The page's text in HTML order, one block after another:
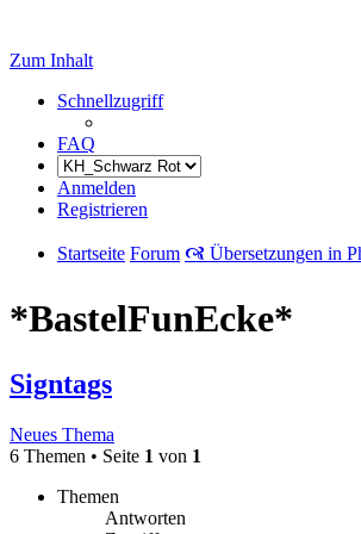
Zum Inhalt
Schnellzugriff
FAQ
Anmelden
Registrieren
Startseite Forum 🙧 Übersetzungen in
*BastelFunEcke*
Signtags
Neues Thema
6 Themen • Seite 1 von 1
Themen
Antworten